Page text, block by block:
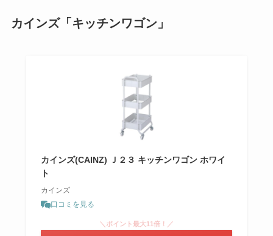
カインズ「キッチンワゴン」
カインズ(CAINZ) Ｊ２３ キッチンワゴン ホワイ
ト
カインズ
口コミを見る
＼ポイント最大11倍！／